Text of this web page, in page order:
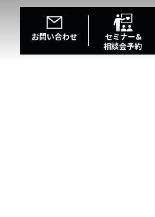
お問い合わせ
セミナー&
相談会予約